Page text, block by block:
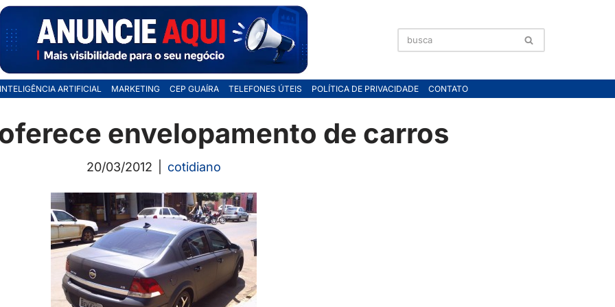
INTELIGÊNCIA ARTIFICIAL MARKETING CEP GUAÍRA TELEFONES ÚTEIS POLÍTICA DE PRIVACIDADE CONTATO
envelopamento de carros
20/03/2012 cotidiano